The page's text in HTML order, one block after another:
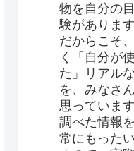
物を自分の
験があります
だからこそ
く「自分が
た」リアル
を、みなさ
思っています
調べた情報
常にもった